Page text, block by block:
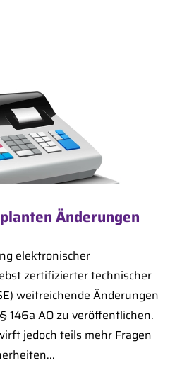
Änderungen
elektronischer
zertifizierter technischer
weitreichende Änderungen
146a AO zu veröffentlichen.
jedoch teils mehr Fragen